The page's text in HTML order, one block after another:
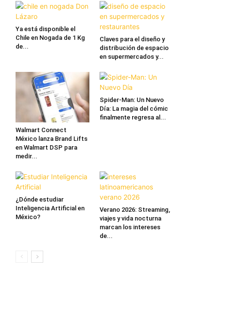
Ya está disponible el
Chile en Nogada de 1 Kg
de...
Claves para el diseño y
distribución de espacio
en supermercados y...
Walmart Connect
México lanza Brand Lifts
en Walmart DSP para
medir...
Spider-Man: Un Nuevo
Día: La magia del cómic
finalmente regresa al...
¿Dónde estudiar
Inteligencia Artificial en
México?
Verano 2026: Streaming,
viajes y vida nocturna
marcan los intereses
de...